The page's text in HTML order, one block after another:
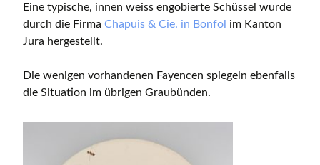
Eine typische, innen weiss engobierte Schüssel wurde
durch die Firma Chapuis & Cie. in Bonfol im Kanton
Jura hergestellt.
Die wenigen vorhandenen Fayencen spiegeln ebenfalls
die Situation im übrigen Graubünden.